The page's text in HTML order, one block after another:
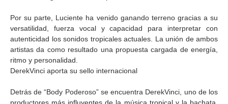
Por su parte, Luciente ha venido ganando terreno gracias a su
versatilidad, fuerza vocal y capacidad para interpretar con
autenticidad los sonidos tropicales actuales. La unión de ambos
artistas da como resultado una propuesta cargada de energía,
ritmo y personalidad.
DerekVinci aporta su sello internacional
Detrás de “Body Poderoso” se encuentra DerekVinci, uno de los